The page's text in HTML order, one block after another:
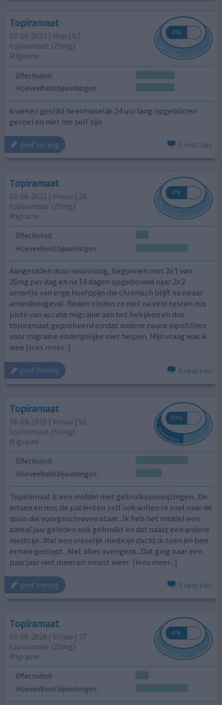
Topiramaat
07-10-2021 | Man | 62
topiramaat (25mg)
Migraine
Effectiviteit
Hoeveelheid bijwerkingen
6 weken geslikt heelmisselijk 24 uur lang opgeblazen
gevoel en niet me zelf zijn
geef mening 0 reacties
Topiramaat
23-06-2021 | Vrouw | 28
topiramaat (25mg)
Migraine
Effectiviteit
Hoeveelheid bijwerkingen
Aangeraden door neuroloog, begonnen met 2x 1 van
25mg per dag en na 14 dagen opgebouwd naar 2x 2
omwille van erge hoofdpijn die chronisch blijft na zwaar
arbeidsongeval. Reden vinden ze niet na vele testen dus
piste van accute migraine aan het bekijken en dus
topiramaat geprobeerd omdat andere zware pijnstillers
voor migraine endergelijke niet helpen. Mijn vraag was ik
wee [lees meer...]
geef mening 0 reacties
Topiramaat
16-09-2020 | Vrouw | 51
topiramaat (50mg)
Migraine
Effectiviteit
Hoeveelheid bijwerkingen
Topiramaat is een middel met gebruiksaanwijzingen...De
artsen en mss de patienten zelf ook willen te snel naar de
dosis die voorgeschreven staat...Ik heb het middel een
aantal jaar geleden ook gebruikt en dat naast een andere
medicijn...Wat een vreselijk medicijn dacht ik toen en ben
ermee gestopt...Met alles overigens...Dat ging naar een
paar jaar niet meer en moest weer [lees meer...]
geef mening 2 reacties
Topiramaat
03-06-2020 | Vrouw | 37
topiramaat (25mg)
Migraine
Effectiviteit
Hoeveelheid bijwerkingen